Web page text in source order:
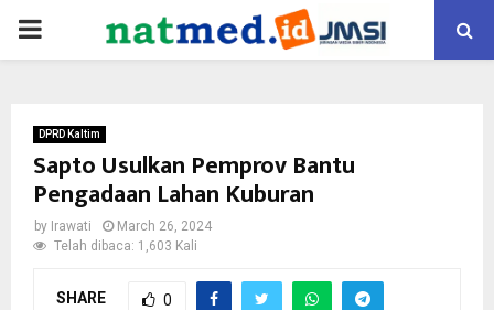
PRIMARY
DPRD Kaltim
Sapto Usulkan Pemprov Bantu
Pengadaan Lahan Kuburan
by Irawati
March 26, 2024
Telah dibaca: 1,603 Kali
SHARE 0